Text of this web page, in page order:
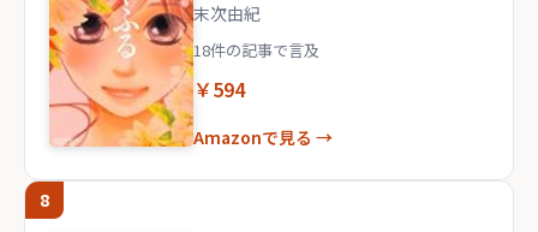
末次由紀
18件の記事で言及
￥594
Amazonで見る →
8